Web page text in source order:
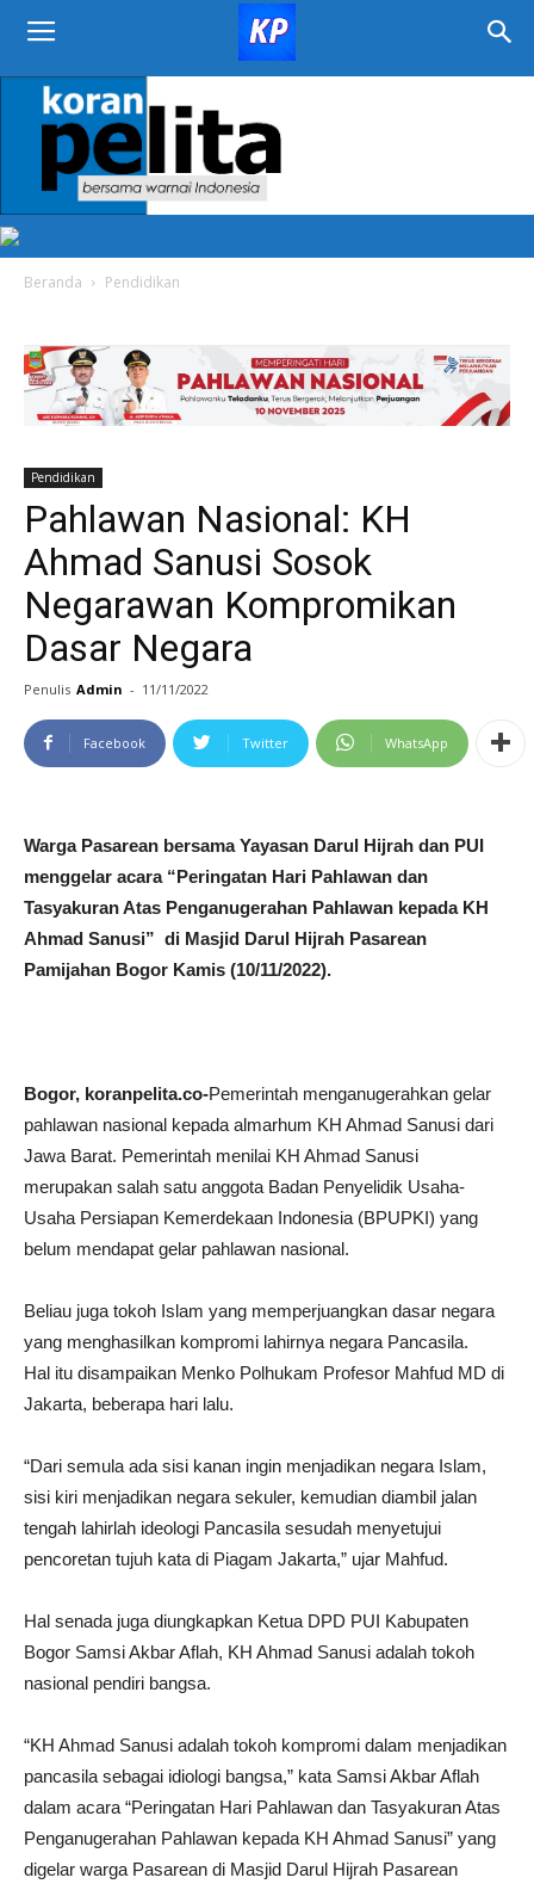
KORAN
PELITA
Beranda Pendidikan
Pendidikan
Pahlawan Nasional: KH
Ahmad Sanusi Sosok
Negarawan Kompromikan
Dasar Negara
Penulis Admin - 11/11/2022
Facebook Twitter WhatsApp
Warga Pasarean bersama Yayasan Darul Hijrah dan PUI
menggelar acara “Peringatan Hari Pahlawan dan
Tasyakuran Atas Penganugerahan Pahlawan kepada KH
Ahmad Sanusi” di Masjid Darul Hijrah Pasarean
Pamijahan Bogor Kamis (10/11/2022).
Bogor, koranpelita.co-Pemerintah menganugerahkan gelar
pahlawan nasional kepada almarhum KH Ahmad Sanusi dari
Jawa Barat. Pemerintah menilai KH Ahmad Sanusi
merupakan salah satu anggota Badan Penyelidik Usaha-
Usaha Persiapan Kemerdekaan Indonesia (BPUPKI) yang
belum mendapat gelar pahlawan nasional.
Beliau juga tokoh Islam yang memperjuangkan dasar negara
yang menghasilkan kompromi lahirnya negara Pancasila.
Hal itu disampaikan Menko Polhukam Profesor Mahfud MD di
Jakarta, beberapa hari lalu.
“Dari semula ada sisi kanan ingin menjadikan negara Islam,
sisi kiri menjadikan negara sekuler, kemudian diambil jalan
tengah lahirlah ideologi Pancasila sesudah menyetujui
pencoretan tujuh kata di Piagam Jakarta,” ujar Mahfud.
Hal senada juga diungkapkan Ketua DPD PUI Kabupaten
Bogor Samsi Akbar Aflah, KH Ahmad Sanusi adalah tokoh
nasional pendiri bangsa.
“KH Ahmad Sanusi adalah tokoh kompromi dalam menjadikan
pancasila sebagai idiologi bangsa,” kata Samsi Akbar Aflah
dalam acara “Peringatan Hari Pahlawan dan Tasyakuran Atas
Penganugerahan Pahlawan kepada KH Ahmad Sanusi” yang
digelar warga Pasarean di Masjid Darul Hijrah Pasarean